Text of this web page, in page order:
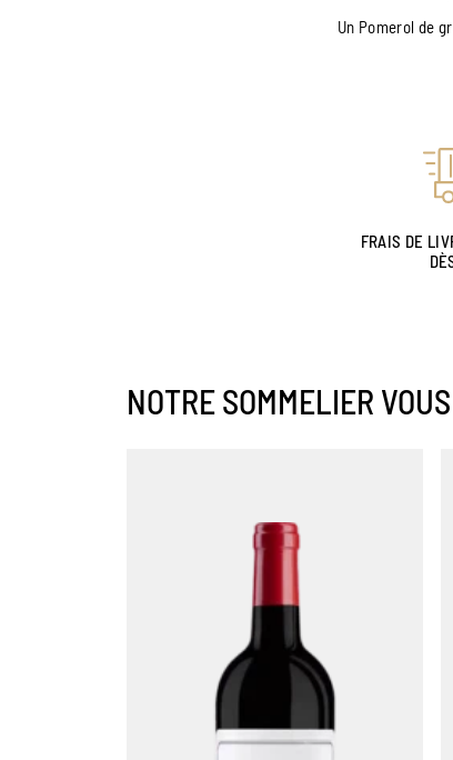
Un Pomerol de
FRAIS DE
NOTRE SOMMELIER